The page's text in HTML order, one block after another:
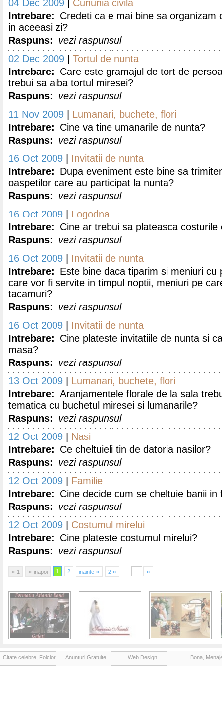
04 Dec 2009
Cununia civila
Intrebare:
Credeti ca e mai bine sa organizam
in aceeasi zi?
Raspuns:
vezi raspunsul
02 Dec 2009
Tortul de nunta
Intrebare:
Care este gramajul de tort de
trebui sa aiba tortul miresei?
Raspuns:
vezi raspunsul
11 Nov 2009
Lumanari, buchete, flori
Intrebare:
Cine va tine umanarile de nunta?
Raspuns:
vezi raspunsul
16 Oct 2009
Invitatii de nunta
Intrebare:
Dupa eveniment este bine sa
oaspetilor care au participat la nunta?
Raspuns:
vezi raspunsul
16 Oct 2009
Logodna
Intrebare:
Cine ar trebui sa plateasca costurile
Raspuns:
vezi raspunsul
16 Oct 2009
Invitatii de nunta
Intrebare:
Este bine daca tiparim si meniuri cu
care vor fi servite in timpul noptii, meniuri pe
tacamuri?
Raspuns:
vezi raspunsul
16 Oct 2009
Invitatii de nunta
Intrebare:
Cine plateste invitatiile de nunta si
masa?
Raspuns:
vezi raspunsul
13 Oct 2009
Lumanari, buchete, flori
Intrebare: Aranjamentele florale de la sala
tematica cu buchetul miresei si lumanarile?
Raspuns:
vezi raspunsul
12 Oct 2009
Nasi
Intrebare:
Ce cheltuieli tin de datoria nasilor?
Raspuns:
vezi raspunsul
12 Oct 2009
Familie
Intrebare:
Cine decide cum se cheltuie banii in
Raspuns:
vezi raspunsul
12 Oct 2009
Costumul mirelui
Intrebare:
Cine plateste costumul mirelui?
Raspuns:
vezi raspunsul
« 1 « inapoi 1 2 inainte » 2 » - »
Citate celebre, Folclor Anunturi Gratuite Web Design Bona,